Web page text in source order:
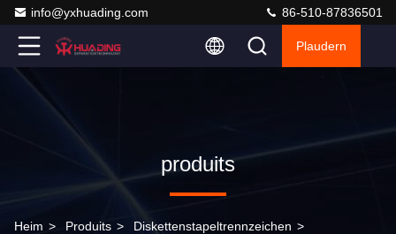
info@yxhuading.com 86-510-87836501
Plaudern
produits
Heim > Produits > Diskettenstapeltrennzeichen >